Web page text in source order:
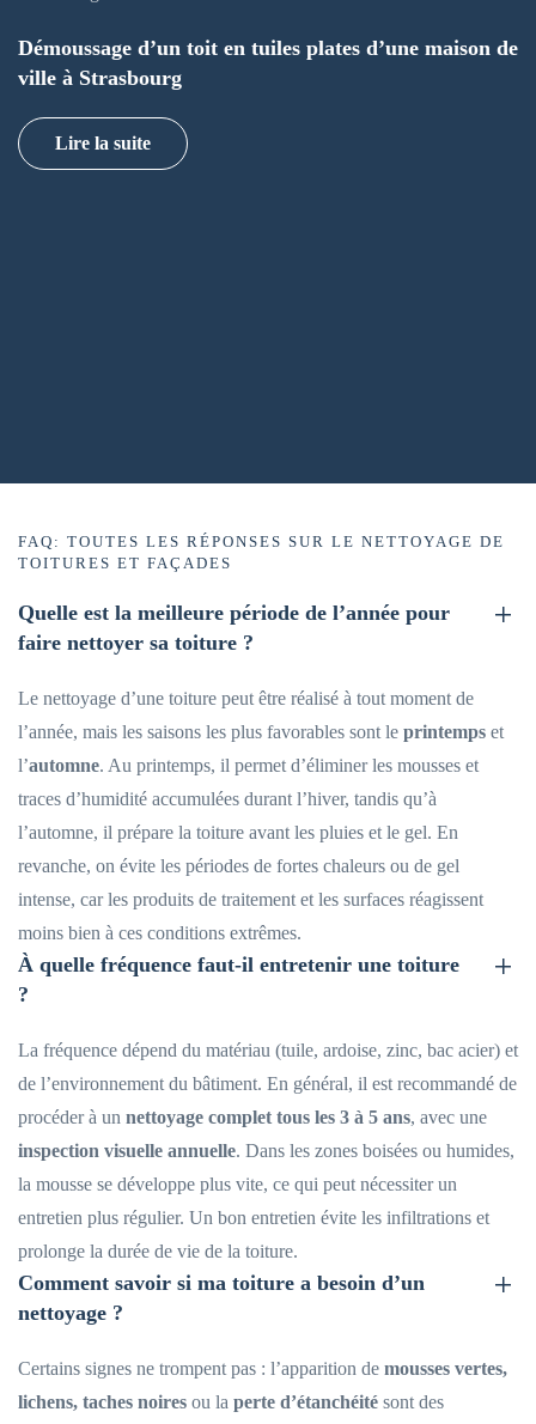
Démoussage d’un toit en tuiles plates d’une maison de
ville à Strasbourg
Lire la suite
FAQ: TOUTES LES RÉPONSES SUR LE NETTOYAGE DE
TOITURES ET FAÇADES
Quelle est la meilleure période de l’année pour
faire nettoyer sa toiture ?
Le nettoyage d’une toiture peut être réalisé à tout moment de
l’année, mais les saisons les plus favorables sont le printemps et
l’automne. Au printemps, il permet d’éliminer les mousses et
traces d’humidité accumulées durant l’hiver, tandis qu’à
l’automne, il prépare la toiture avant les pluies et le gel. En
revanche, on évite les périodes de fortes chaleurs ou de gel
intense, car les produits de traitement et les surfaces réagissent
moins bien à ces conditions extrêmes.
À quelle fréquence faut-il entretenir une toiture
?
La fréquence dépend du matériau (tuile, ardoise, zinc, bac acier) et
de l’environnement du bâtiment. En général, il est recommandé de
procéder à un nettoyage complet tous les 3 à 5 ans, avec une
inspection visuelle annuelle. Dans les zones boisées ou humides,
la mousse se développe plus vite, ce qui peut nécessiter un
entretien plus régulier. Un bon entretien évite les infiltrations et
prolonge la durée de vie de la toiture.
Comment savoir si ma toiture a besoin d’un
nettoyage ?
Certains signes ne trompent pas : l’apparition de mousses vertes,
lichens, taches noires ou la perte d’étanchéité sont des